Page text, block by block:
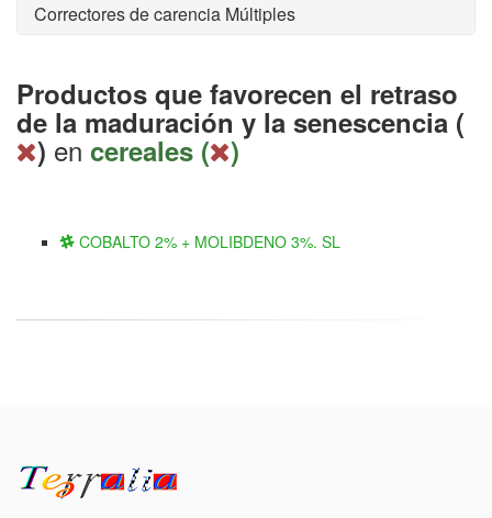
Correctores de carencia Múltiples
Productos que favorecen el retraso
de la maduración y la senescencia (
) en cereales ( )
COBALTO 2% + MOLIBDENO 3%. SL